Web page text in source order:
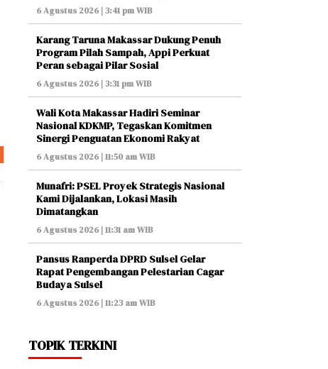
6 Agustus 2026 | 3:41 pm WIB
Karang Taruna Makassar Dukung Penuh
Program Pilah Sampah, Appi Perkuat
Peran sebagai Pilar Sosial
6 Agustus 2026 | 3:31 pm WIB
Wali Kota Makassar Hadiri Seminar
Nasional KDKMP, Tegaskan Komitmen
Sinergi Penguatan Ekonomi Rakyat
6 Agustus 2026 | 11:50 am WIB
Munafri: PSEL Proyek Strategis Nasional
Kami Dijalankan, Lokasi Masih
Dimatangkan
6 Agustus 2026 | 11:31 am WIB
Pansus Ranperda DPRD Sulsel Gelar
Rapat Pengembangan Pelestarian Cagar
Budaya Sulsel
6 Agustus 2026 | 11:23 am WIB
TOPIK TERKINI